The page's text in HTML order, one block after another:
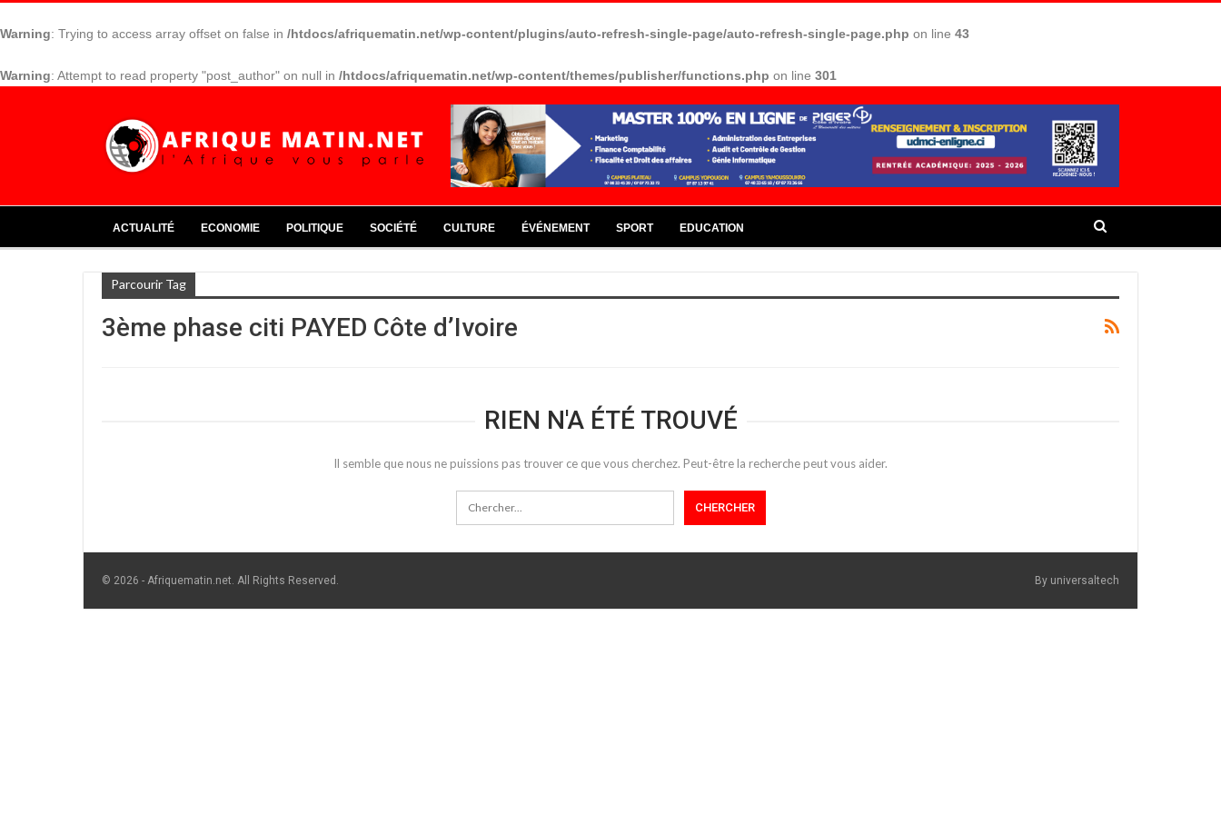
Warning: Trying to access array offset on false in /htdocs/afriquematin.net/wp-content/plugins/auto-refresh-single-page/auto-refresh-single-page.php on line 43
Warning: Attempt to read property "post_author" on null in /htdocs/afriquematin.net/wp-content/themes/publisher/functions.php on line 301
ACTUALITÉ ECONOMIE POLITIQUE SOCIÉTÉ CULTURE ÉVÉNEMENT SPORT EDUCATION
Parcourir Tag
3ème phase citi PAYED Côte d’Ivoire
RIEN N'A ÉTÉ TROUVÉ
Il semble que nous ne puissions pas trouver ce que vous cherchez. Peut-être la recherche peut vous aider.
© 2026 - Afriquematin.net. All Rights Reserved. By universaltech